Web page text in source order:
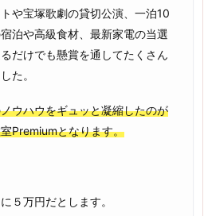
や宝塚歌劇の貸切公演、一泊10
泊や高級食材、最新家電の当選
だけでも懸賞を通してたくさん
た。
ウハウをギュッと凝縮したのが
Premiumとなります。
５万円だとします。